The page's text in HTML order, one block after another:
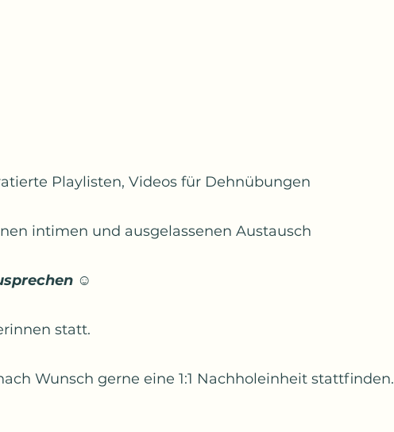
Playlisten, Videos für Dehnübungen
intimen und ausgelassenen Austausch
☺️
statt.
Wunsch gerne eine 1:1 Nachholeinheit stattfinden.